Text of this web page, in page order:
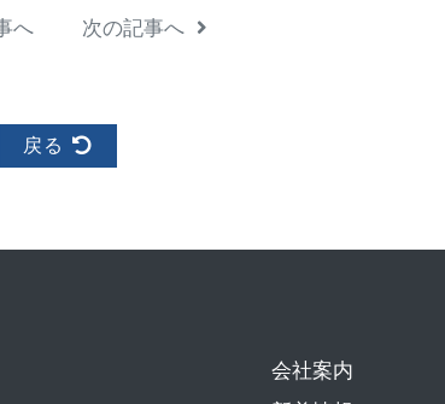
へ 次の記事へ
戻る
会社案内